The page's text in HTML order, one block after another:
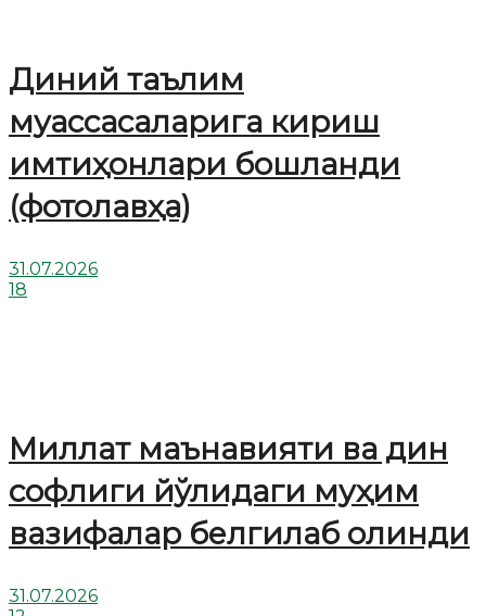
Диний таълим
муассасаларига кириш
имтиҳонлари бошланди
(фотолавҳа)
31.07.2026
18
Миллат маънавияти ва дин
софлиги йўлидаги муҳим
вазифалар белгилаб олинди
31.07.2026